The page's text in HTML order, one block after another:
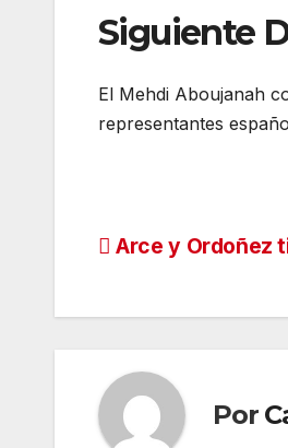
Siguiente
El Mehdi Aboujanah
representantes
Arce y Ordoñez
Por